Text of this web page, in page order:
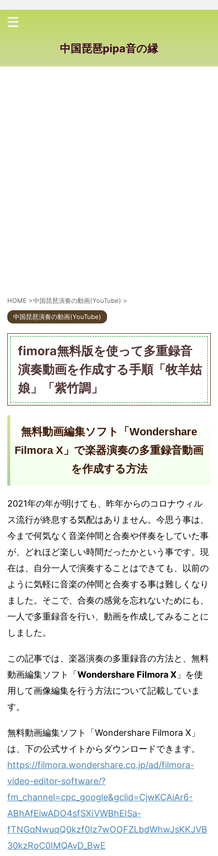
中国琵琶pipa音の縁
HOME >中国琵琶演奏の動画(YouTube) >
中国琵琶演奏の動画(YouTube)
fimora無料版を使って多重録音
演奏動画を作成する手順「牧羊姑
娘」「紫竹調」
無料動画編集ソフト「Wondershare
Filmora X」で楽器演奏の多重録音動画
を作成する方法
2021年の年が明けても、昨年からのコロナウィル
ス流行が終息する気配はありません。今思う事は、
今まで何気なく音楽仲間と合奏や伴奏をしていた事
が、どれほど楽しい時間だったかという事です。現
在は、自分一人で演奏することはできても、以前の
ように気軽に音楽の仲間と合奏する事は難しくなり
ました。そこで、合奏の感覚を忘れないためにも、
一人で多重録音を行い、動画を作成してみることに
しました。
この記事では、楽器演奏の多重録音の方法と、無料
動画編集ソフト「 Wondershare Filmora X 」を使
用して画像編集を行う方法について記載していま
す。
無料動画編集ソフト「Wondershare Filmora X」
は、下の公式サイトからダウンロードできます。
https://filmora.wondershare.co.jp/ad/filmora-
video-editor-software/?
fm_channel=cpc_google&gclid=CjwKCAiAr6-
ABhAfEiwADO4sfSXiVWBhEISa-
fTNGqNwuqQ0kzf0Iz7wOOFZLbdWhwJsKKJVB
30kzRoC0IMQAvD_BwE